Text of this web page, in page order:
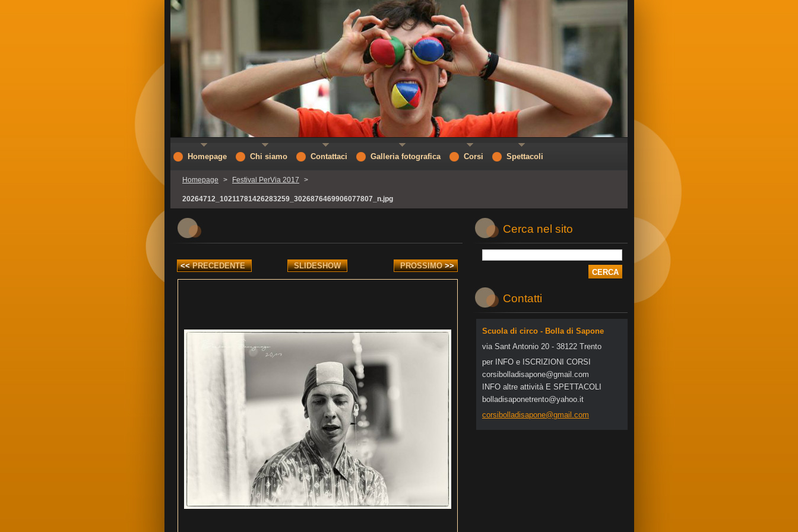
Homepage > Festival PerVia 2017 >
20264712_10211781426283259_3026876469906077807_n.jpg
<< PRECEDENTE SLIDESHOW PROSSIMO >>
Cerca nel sito
Contatti
Scuola di circo - Bolla di Sapone
via Sant Antonio 20 - 38122 Trento
per INFO e ISCRIZIONI CORSI
corsibol ladisapone@gmail .com
INFO altre attività E SPETTACOLI
bolladisaponetrento@yahoo.it
corsibolladisapone@gmail.com
Homepage Chi siamo Contattaci Galleria fotografica Corsi Spettacoli